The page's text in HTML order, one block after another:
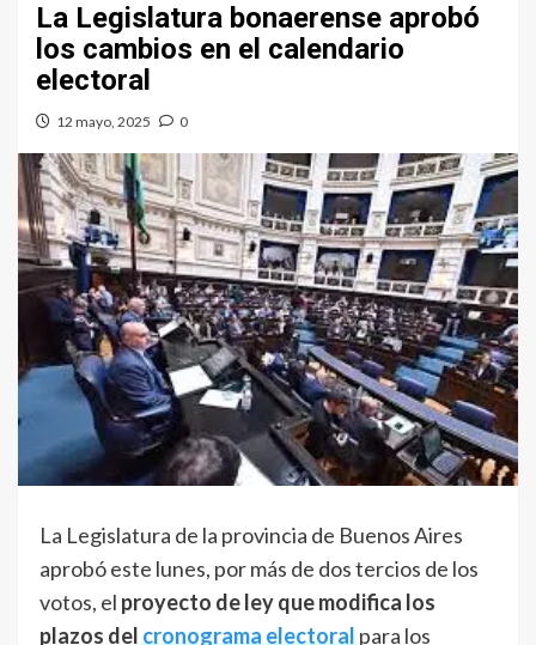
La Legislatura bonaerense aprobó
los cambios en el calendario
electoral
12 mayo, 2025 0
La Legislatura de la provincia de Buenos Aires
aprobó este lunes, por más de dos tercios de los
votos, el proyecto de ley que modifica los
plazos del cronograma electoral para los